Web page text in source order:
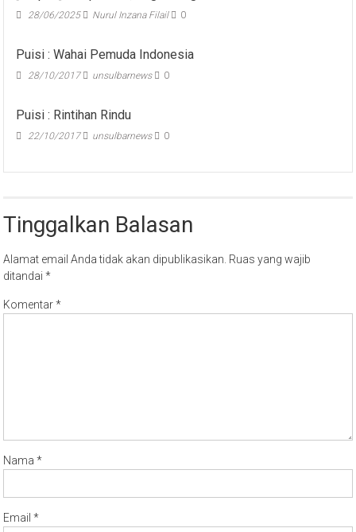
28/06/2025 Nurul Inzana Filail 0
Puisi : Wahai Pemuda Indonesia
28/10/2017 unsulbarnews 0
Puisi : Rintihan Rindu
22/10/2017 unsulbarnews 0
Tinggalkan Balasan
Alamat email Anda tidak akan dipublikasikan. Ruas yang wajib
ditandai*
Komentar*
Nama*
Email*